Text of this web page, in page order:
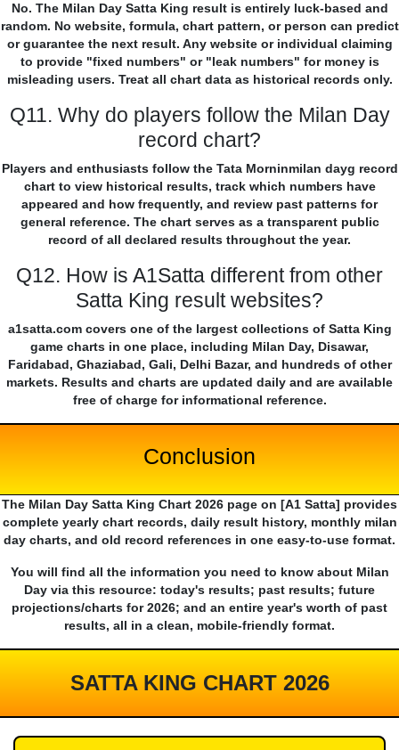
No. The Milan Day Satta King result is entirely luck-based and
random. No website, formula, chart pattern, or person can predict
or guarantee the next result. Any website or individual claiming
to provide "fixed numbers" or "leak numbers" for money is
misleading users. Treat all chart data as historical records only.
Q11. Why do players follow the Milan Day
record chart?
Players and enthusiasts follow the Tata Morninmilan dayg record
chart to view historical results, track which numbers have
appeared and how frequently, and review past patterns for
general reference. The chart serves as a transparent public
record of all declared results throughout the year.
Q12. How is A1Satta different from other
Satta King result websites?
a1satta.com covers one of the largest collections of Satta King
game charts in one place, including Milan Day, Disawar,
Faridabad, Ghaziabad, Gali, Delhi Bazar, and hundreds of other
markets. Results and charts are updated daily and are available
free of charge for informational reference.
Conclusion
The Milan Day Satta King Chart 2026 page on [A1 Satta] provides
complete yearly chart records, daily result history, monthly milan
day charts, and old record references in one easy-to-use format.
You will find all the information you need to know about Milan
Day via this resource: today's results; past results; future
projections/charts for 2026; and an entire year's worth of past
results, all in a clean, mobile-friendly format.
SATTA KING CHART 2026